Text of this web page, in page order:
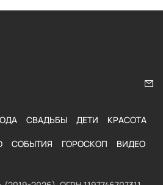
СВАДЬБЫ ДЕТИ КРАСОТА
СОБЫТИЯ ГОРОСКОП ВИДЕО